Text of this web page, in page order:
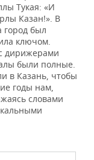
Тукая: «И
Казан!». В
город был
ключом.
дирижерами
были полные.
в Казань, чтобы
годы нам,
словами